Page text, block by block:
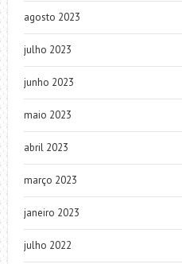
agosto 2023
julho 2023
junho 2023
maio 2023
abril 2023
março 2023
janeiro 2023
julho 2022